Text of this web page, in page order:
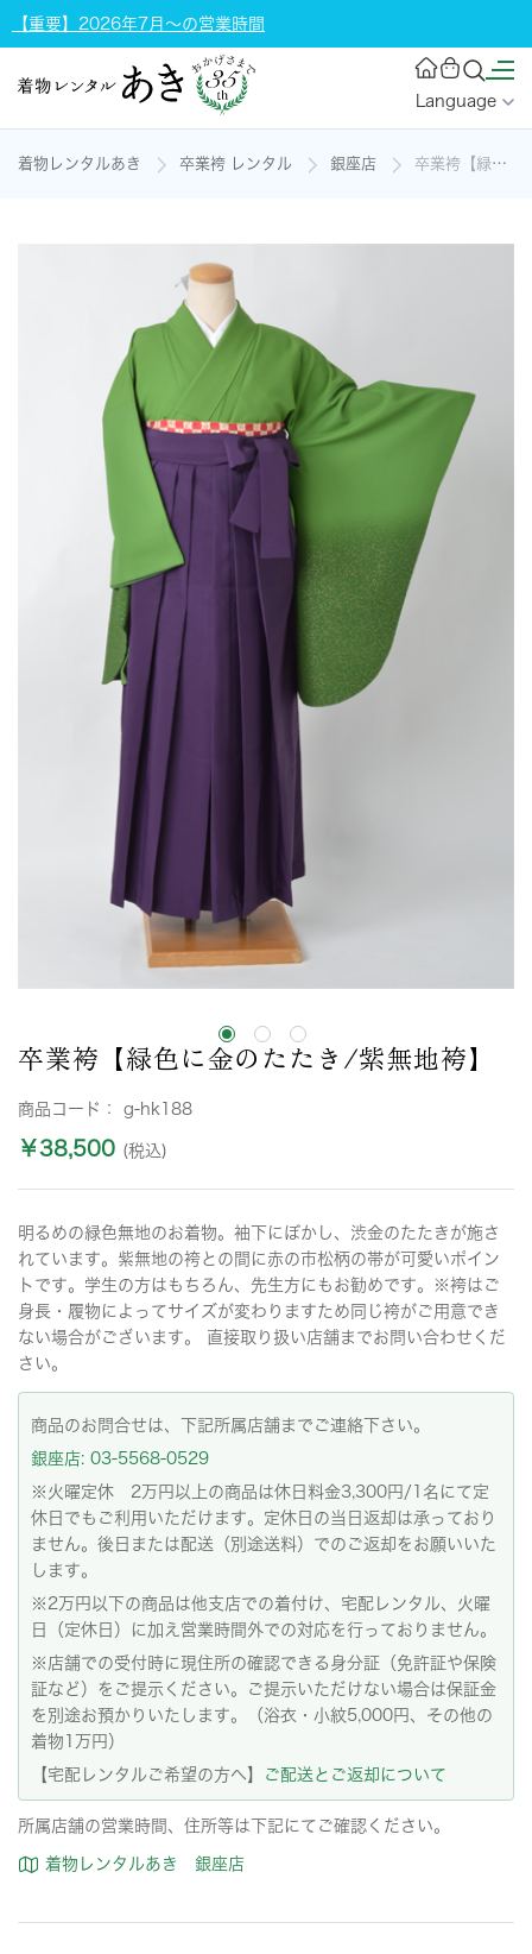
【重要】2026年7月～の営業時間
Language
着物レンタルあき 卒業袴 レンタル 銀座店 卒業袴【緑色に金のたたき/紫無地袴】の着物レンタル
卒業袴【緑色に金のたたき/紫無地袴】
商品コード： g-hk188
￥38,500 (税込)
明るめの緑色無地のお着物。袖下にぼかし、渋金のたたきが施さ
れています。紫無地の袴との間に赤の市松柄の帯が可愛いポイン
トです。学生の方はもちろん、先生方にもお勧めです。※袴はご
身長・履物によってサイズが変わりますため同じ袴がご用意でき
ない場合がございます。 直接取り扱い店舗までお問い合わせくだ
さい。
商品のお問合せは、下記所属店舗までご連絡下さい。
銀座店: 03-5568-0529
※火曜定休 2万円以上の商品は休日料金3,300円/1名にて定
休日でもご利用いただけます。定休日の当日返却は承っており
ません。後日または配送（別途送料）でのご返却をお願いいた
します。
※2万円以下の商品は他支店での着付け、宅配レンタル、火曜
日（定休日）に加え営業時間外での対応を行っておりません。
※店舗での受付時に現住所の確認できる身分証（免許証や保険
証など）をご提示ください。ご提示いただけない場合は保証金
を別途お預かりいたします。（浴衣・小紋5,000円、その他の
着物1万円）
【宅配レンタルご希望の方へ】
ご配送とご返却について
所属店舗の営業時間、住所等は下記にてご確認ください。
着物レンタルあき 銀座店